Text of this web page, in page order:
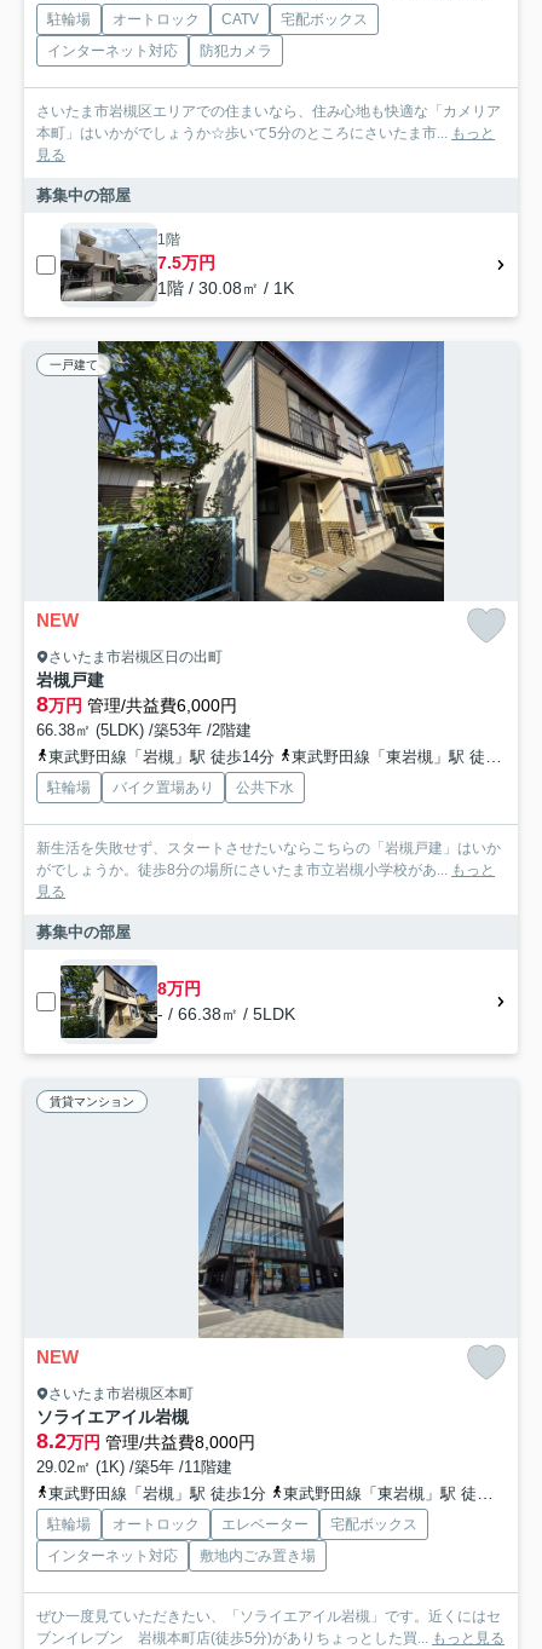
駐輪場 オートロック CATV
宅配ボックス
インターネット対応
防犯カメラ
さいたま市岩槻区エリアでの住まいなら、住み心地も快適な「カメリア
本町」はいかがでしょうか☆歩いて5分のところにさいたま市... もっと
見る
募集中の部屋
1階
7.5万円
1階 / 30.08㎡ / 1K
一戸建て
NEW
さいたま市岩槻区日の出町
岩槻戸建
8万円 管理/共益費6,000円
66.38㎡ (5LDK) /築53年 /2階建
東武野田線「岩槻」駅 徒歩14分
東武野田線「東岩槻」駅 徒歩29分
駐輪場 バイク置場あり 公共下水
新生活を失敗せず、スタートさせたいならこちらの「岩槻戸建」はいか
がでしょうか。徒歩8分の場所にさいたま市立岩槻小学校があ... もっと
見る
募集中の部屋
8万円
- / 66.38㎡ / 5LDK
賃貸マンション
NEW
さいたま市岩槻区本町
ソライエアイル岩槻
8.2万円 管理/共益費8,000円
29.02㎡ (1K) /築5年 /11階建
東武野田線「岩槻」駅 徒歩1分
東武野田線「東岩槻」駅 徒歩38分
駐輪場 オートロック エレベーター
宅配ボックス
インターネット対応
敷地内ごみ置き場
ぜひ一度見ていただきたい、「ソライエアイル岩槻」です。近くにはセ
ブンイレブン 岩槻本町店(徒歩5分)がありちょっとした買... もっと見る